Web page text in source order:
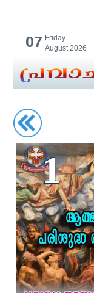
07 Friday
August 2026
1